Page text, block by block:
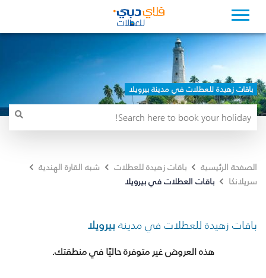
باقات زهيدة للعطلات في مدينة بيرويلا
الصفحة الرئيسية باقات زهيدة للعطلات
شبه القارة الهندية
سريلانكا
باقات العطلات في بيرويلا
باقات زهيدة للعطلات في مدينة بيرويلا
هذه العروض غير متوفرة حاليًا في منطقتك.